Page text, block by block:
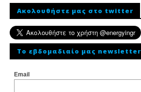
Ακολουθήστε μας στο twitter
To εβδομαδιαίο μας newsletter
Email